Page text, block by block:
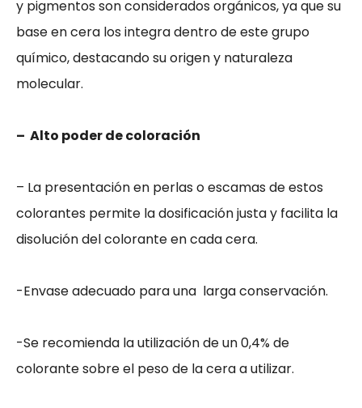
y pigmentos son considerados orgánicos, ya que su
base en cera los integra dentro de este grupo
químico, destacando su origen y naturaleza
molecular.
– Alto poder de coloración
– La presentación en perlas o escamas de estos
colorantes permite la dosificación justa y facilita la
disolución del colorante en cada cera.
-Envase adecuado para una larga conservación.
-Se recomienda la utilización de un 0,4% de
colorante sobre el peso de la cera a utilizar.
necesarias
Las cookies